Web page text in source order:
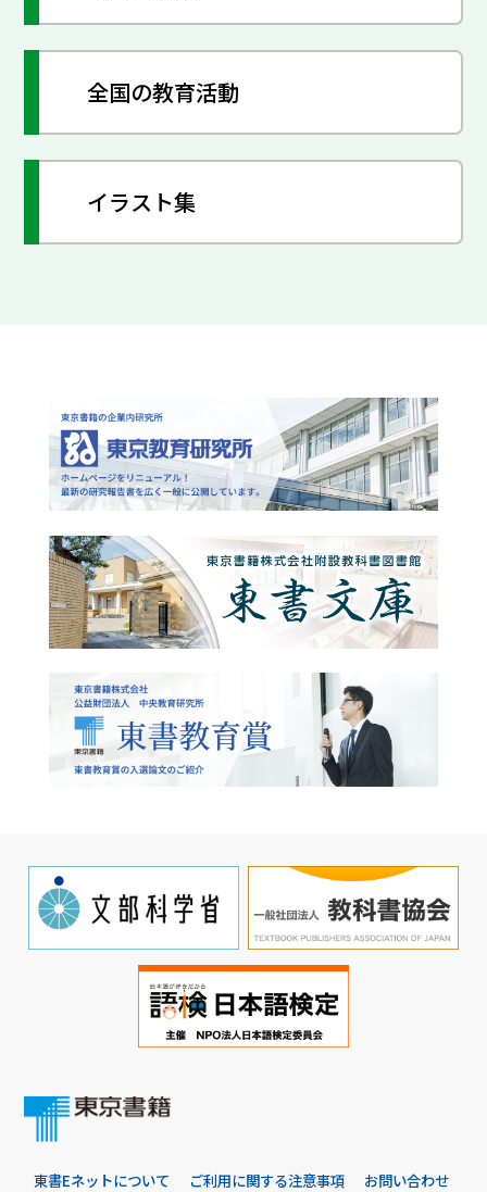
全国の教育活動
イラスト集
東書Eネットについて ご利用に関する注意事項 お問い合わせ